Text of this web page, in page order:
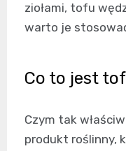
ziołami, tofu
warto je
Co to jest
Czym tak
produkt roślinny,